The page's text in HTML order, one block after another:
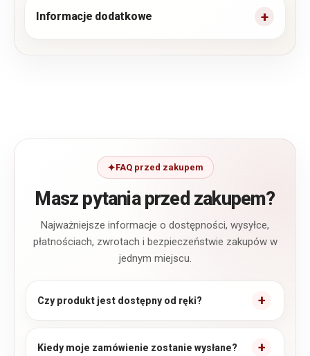
Informacje dodatkowe
FAQ przed zakupem
Masz pytania przed zakupem?
Najważniejsze informacje o dostępności, wysyłce,
płatnościach, zwrotach i bezpieczeństwie zakupów w
jednym miejscu.
Czy produkt jest dostępny od ręki?
Kiedy moje zamówienie zostanie wysłane?